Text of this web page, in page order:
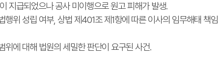
지급되었으나 공사 미이행으로 원고 피해가 발생.
위 성립 여부, 상법 제401조 제1항에 따른 이사의 임무해태 책임
에 대해 법원의 세밀한 판단이 요구된 사건.